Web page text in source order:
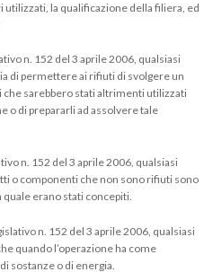
la qualificazione della filiera, ed
n. 152 del 3 aprile 2006, qualsiasi
di permettere ai rifiuti di svolgere un
sarebbero stati altrimenti utilizzati
o di prepararli ad assolvere tale
n. 152 del 3 aprile 2006, qualsiasi
o componenti che non sono rifiuti sono
quale erano stati concepiti.
n. 152 del 3 aprile 2006, qualsiasi
quando l’operazione ha come
sostanze o di energia.